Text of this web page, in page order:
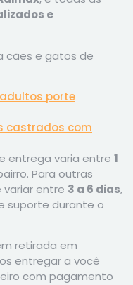
e
cães e gatos de
porte
castrados com
entrega varia entre 1
Para outras
entre 3 a 6 dias,
suporte durante o
retirada em
entregar a você
com pagamento